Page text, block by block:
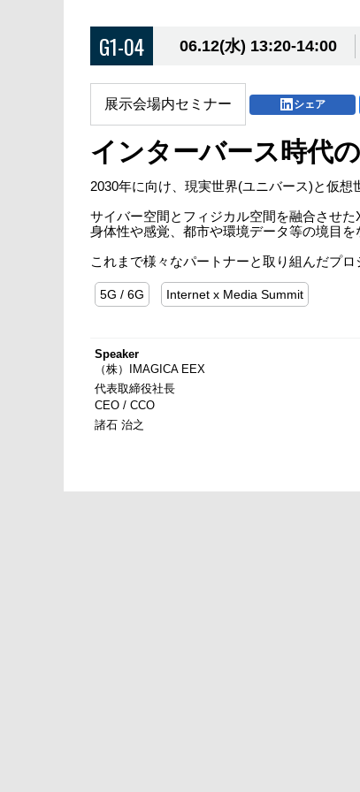
G1-04 06.12(水) 13:20-14:00
展示会場内セミナー シェア
インターバース時代
2030年に向け、現実世界(ユニバース)と仮
サイバー空間とフィジカル空間を融合させ
身体性や感覚、都市や環境データ等の境目
これまで様々なパートナーと取り組んだプ
5G / 6G Internet x Media Summit
Speaker
（株）IMAGICA EEX
代表取締役社長
CEO / CCO
諸石 治之